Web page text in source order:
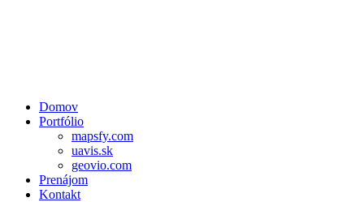
Domov
Portfólio
mapsfy.com
uavis.sk
geovio.com
Prenájom
Kontakt